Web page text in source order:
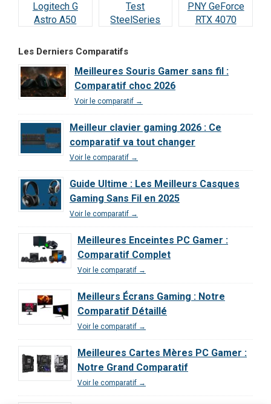
Logitech G
Astro A50
Notre Test
2026
Test
SteelSeries
Wireless : Le
qualité/prix de
2026 ?
PNY GeForce
RTX 4070
Les Derniers Comparatifs
Meilleures Souris Gamer sans fil :
Comparatif choc 2026
Voir le comparatif →
Meilleur clavier gaming 2026 : Ce
comparatif va tout changer
Voir le comparatif →
Guide Ultime : Les Meilleurs Casques
Gaming Sans Fil en 2025
Voir le comparatif →
Meilleures Enceintes PC Gamer :
Comparatif Complet
Voir le comparatif →
Meilleurs Écrans Gaming : Notre
Comparatif Détaillé
Voir le comparatif →
Meilleures Cartes Mères PC Gamer :
Notre Grand Comparatif
Voir le comparatif →